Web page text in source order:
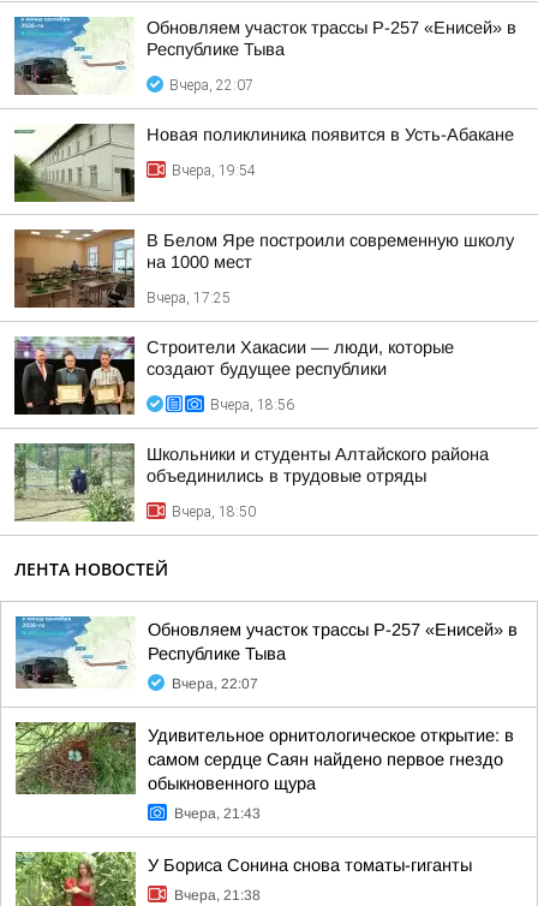
Обновляем участок трассы Р-257 «Енисей» в
Республике Тыва
Вчера, 22:07
Новая поликлиника появится в Усть-Абакане
Вчера, 19:54
В Белом Яре построили современную школу
на 1000 мест
Вчера, 17:25
Строители Хакасии — люди, которые
создают будущее республики
Вчера, 18:56
Школьники и студенты Алтайского района
объединились в трудовые отряды
Вчера, 18:50
ЛЕНТА НОВОСТЕЙ
Обновляем участок трассы Р-257 «Енисей» в
Республике Тыва
Вчера, 22:07
Удивительное орнитологическое открытие: в
самом сердце Саян найдено первое гнездо
обыкновенного щура
Вчера, 21:43
У Бориса Сонина снова томаты-гиганты
Вчера, 21:38